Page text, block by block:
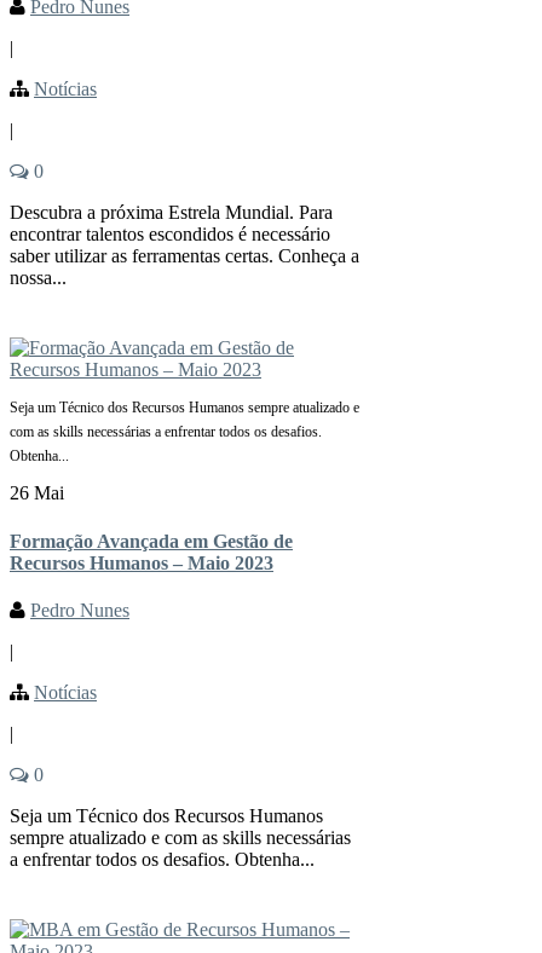
Pedro Nunes
|
Notícias
|
0
Descubra a próxima Estrela Mundial. Para
encontrar talentos escondidos é necessário
saber utilizar as ferramentas certas. Conheça a
nossa...
Seja um Técnico dos Recursos Humanos sempre atualizado e
com as skills necessárias a enfrentar todos os desafios.
Obtenha...
26 Mai
Formação Avançada em Gestão de
Recursos Humanos – Maio 2023
Pedro Nunes
|
Notícias
|
0
Seja um Técnico dos Recursos Humanos
sempre atualizado e com as skills necessárias
a enfrentar todos os desafios. Obtenha...